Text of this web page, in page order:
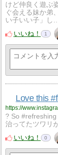
けど仲良く遊ぶ
ぐ会える妹か弟
い子いい子」し
いいね！
1
Love this
https://
? So #refreshing
治ってたツワリ
いいね！
0